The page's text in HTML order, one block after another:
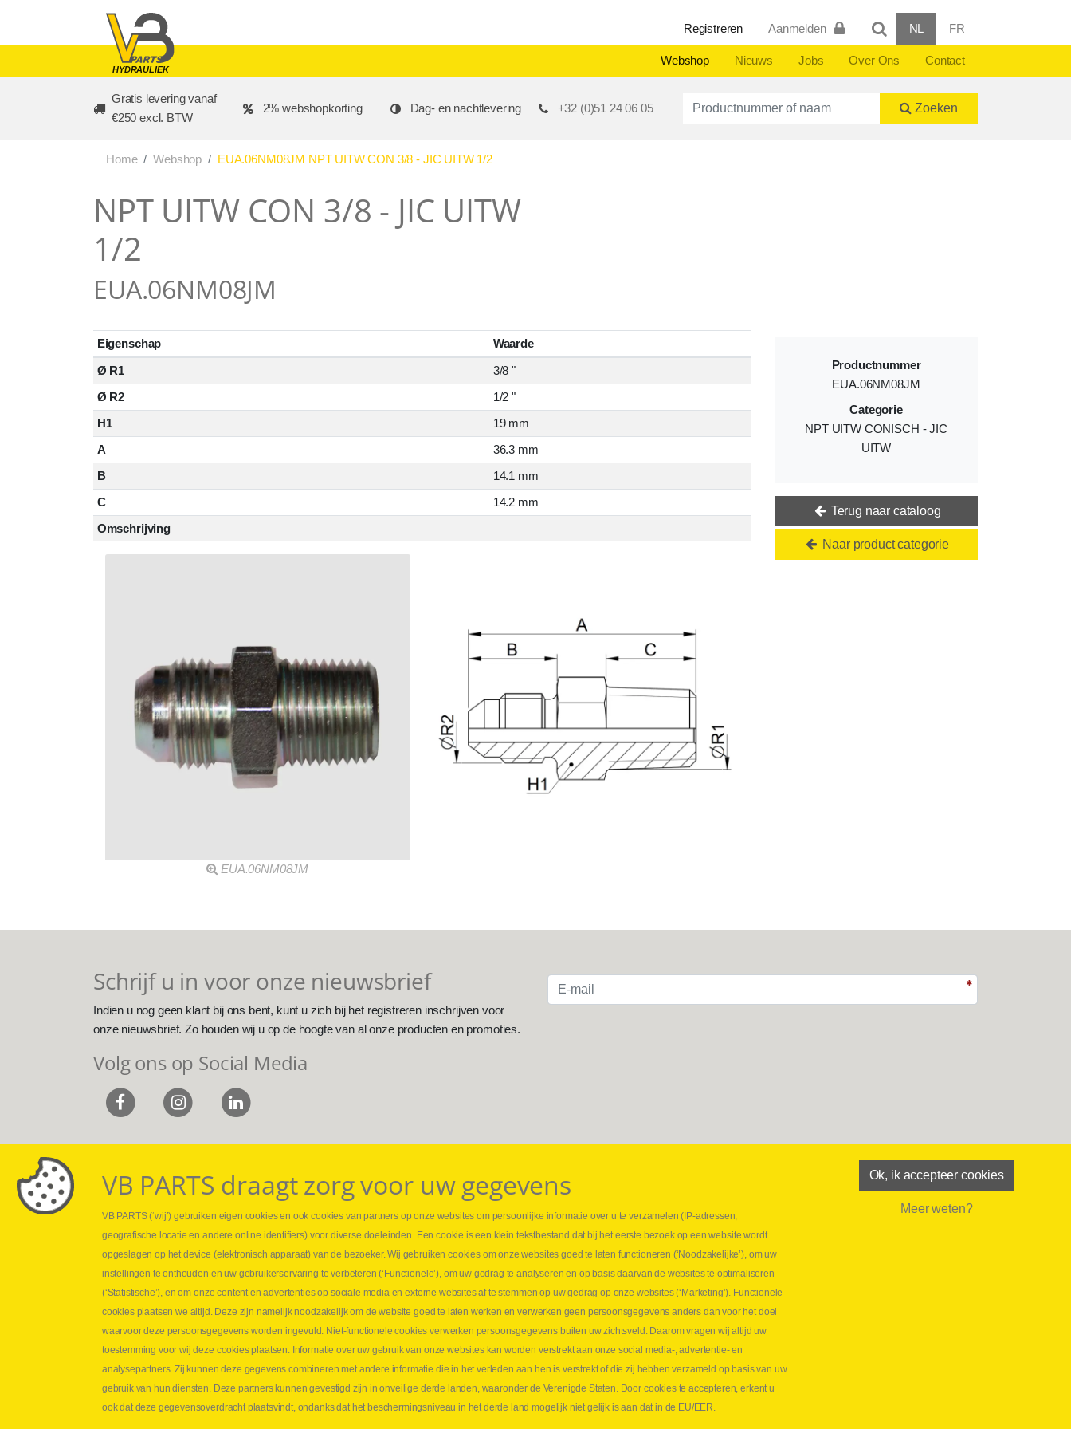
HYDRAULIEK
Registreren Aanmelden NL FR
Webshop Nieuws Jobs Over Ons Contact
Gratis levering vanaf
€250 excl. BTW
2% webshopkorting Dag- en nachtlevering +32 (0)51 24 06 05 Productnummer of naam Zoeken
Home Webshop EUA.06NM08JM NPT UITW CON 3/8 - JIC UITW 1/2
NPT UITW CON 3/8 - JIC UITW
1/2
EUA.06NM08JM
Eigenschap
Waarde
Ø R1
3/8 "
Ø R2
1/2 "
H1
19 mm
A
36.3 mm
B
14.1 mm
C
14.2 mm
Omschrijving
EUA.06NM08JM
Productnummer
EUA.06NM08JM
Categorie
NPT UITW CONISCH - JIC
UITW
Terug naar cataloog
Naar product categorie
Schrijf u in voor onze nieuwsbrief
Indien u nog geen klant bij ons bent, kunt u zich bij het registreren inschrijven voor
onze nieuwsbrief. Zo houden wij u op de hoogte van al onze producten en promoties.
Volg ons op Social Media
Webshop
Nieuws
Jobs
Leveringen
Drukcontrole set
Persmaten
Hydraulische slangen
Contact VB Parts
Abraham Hansstraat 7
B-8800 Roeselare
⏳ Laatste maand Webtec-promotie!
⏳ Laatste kans voor onze promo
snelkoppelingen!
1 juni 2026
Lees meer NL
VB PARTS draagt zorg voor uw gegevens
VB PARTS (‘wij’) gebruiken eigen cookies en ook cookies van partners op onze websites om persoonlijke informatie over u te verzamelen (IP-adressen,
geografische locatie en andere online identifiers) voor diverse doeleinden. Een cookie is een klein tekstbestand dat bij het eerste bezoek op een website wordt
opgeslagen op het device (elektronisch apparaat) van de bezoeker. Wij gebruiken cookies om onze websites goed te laten functioneren (‘Noodzakelijke’), om uw
instellingen te onthouden en uw gebruikerservaring te verbeteren (‘Functionele’), om uw gedrag te analyseren en op basis daarvan de websites te optimaliseren
(‘Statistische’), en om onze content en advertenties op sociale media en externe websites af te stemmen op uw gedrag op onze websites (‘Marketing’). Functionele
cookies plaatsen we altijd. Deze zijn namelijk noodzakelijk om de website goed te laten werken en verwerken geen persoonsgegevens anders dan voor het doel
waarvoor deze persoonsgegevens worden ingevuld. Niet-functionele cookies verwerken persoonsgegevens buiten uw zichtsveld. Daarom vragen wij altijd uw
toestemming voor wij deze cookies plaatsen. Informatie over uw gebruik van onze websites kan worden verstrekt aan onze social media-, advertentie- en
analysepartners. Zij kunnen deze gegevens combineren met andere informatie die in het verleden aan hen is verstrekt of die zij hebben verzameld op basis van uw
gebruik van hun diensten. Deze partners kunnen gevestigd zijn in onveilige derde landen, waaronder de Verenigde Staten. Door cookies te accepteren, erkent u
ook dat deze gegevensoverdracht plaatsvindt, ondanks dat het beschermingsniveau in het derde land mogelijk niet gelijk is aan dat in de EU/EER.
Ok, ik accepteer cookies
Meer weten?